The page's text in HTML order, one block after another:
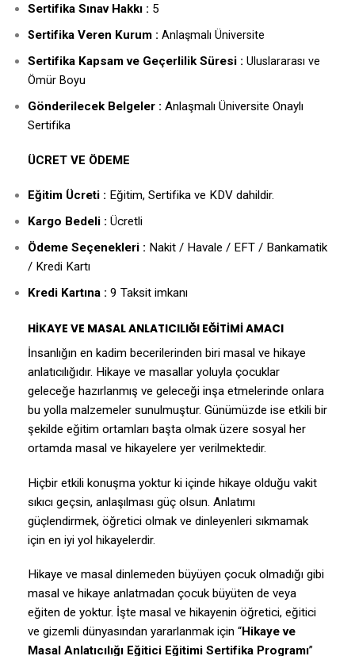
Sertifika Sınav Hakkı : 5
Sertifika Veren Kurum : Anlaşmalı Üniversite
Sertifika Kapsam ve Geçerlilik Süresi : Uluslararası ve
Ömür Boyu
Gönderilecek Belgeler : Anlaşmalı Üniversite Onaylı
Sertifika
ÜCRET VE ÖDEME
Eğitim Ücreti : Eğitim, Sertifika ve KDV dahildir.
Kargo Bedeli : Ücretli
Ödeme Seçenekleri : Nakit / Havale / EFT / Bankamatik
/ Kredi Kartı
Kredi Kartına : 9 Taksit imkanı
HİKAYE VE MASAL ANLATICILIĞI EĞİTİMİ AMACI
İnsanlığın en kadim becerilerinden biri masal ve hikaye
anlatıcılığıdır. Hikaye ve masallar yoluyla çocuklar
geleceğe hazırlanmış ve geleceği inşa etmelerinde onlara
bu yolla malzemeler sunulmuştur. Günümüzde ise etkili bir
şekilde eğitim ortamları başta olmak üzere sosyal her
ortamda masal ve hikayelere yer verilmektedir.
Hiçbir etkili konuşma yoktur ki içinde hikaye olduğu vakit
sıkıcı geçsin, anlaşılması güç olsun. Anlatımı
güçlendirmek, öğretici olmak ve dinleyenleri sıkmamak
için en iyi yol hikayelerdir.
Hikaye ve masal dinlemeden büyüyen çocuk olmadığı gibi
masal ve hikaye anlatmadan çocuk büyüten de veya
eğiten de yoktur. İşte masal ve hikayenin öğretici, eğitici
ve gizemli dünyasından yararlanmak için “Hikaye ve
Masal Anlatıcılığı Eğitici Eğitimi Sertifika Programı”